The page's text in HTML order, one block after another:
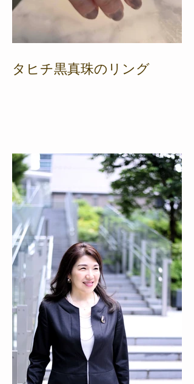
タヒチ黒真珠のリング